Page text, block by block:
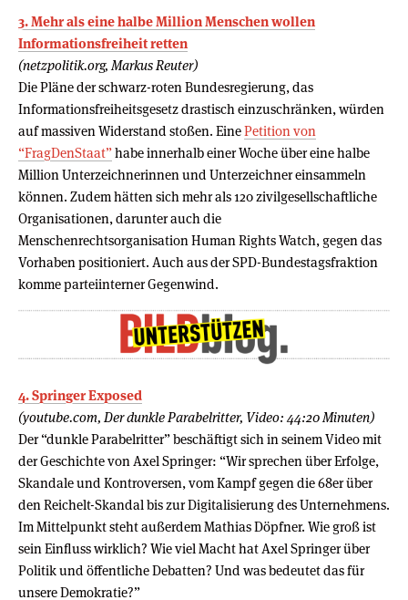
3. Mehr als eine halbe Million Menschen wollen
Informationsfreiheit retten
(netzpolitik.org, Markus Reuter)
Die Pläne der schwarz-roten Bundesregierung, das
Informationsfreiheitsgesetz drastisch einzuschränken, würden
auf massiven Widerstand stoßen. EinePetition von
“FragDenStaat”habe innerhalb einer Woche über eine halbe
Million Unterzeichnerinnen und Unterzeichner einsammeln
können. Zudem hätten sich mehr als 120 zivilgesellschaftliche
Organisationen, darunter auch die
Menschenrechtsorganisation Human Rights Watch, gegen das
Vorhaben positioniert. Auch aus der SPD-Bundestagsfraktion
komme parteiinterner Gegenwind.
4. Springer Exposed
(youtube.com, Der dunkle Parabelritter, Video: 44:20 Minuten)
Der “dunkle Parabelritter” beschäftigt sich in seinem Video mit
der Geschichte von Axel Springer: “Wir sprechen über Erfolge,
Skandale und Kontroversen, vom Kampf gegen die 68er über
den Reichelt-Skandal bis zur Digitalisierung des Unternehmens.
Im Mittelpunkt steht außerdem Mathias Döpfner. Wie groß ist
sein Einfluss wirklich? Wie viel Macht hat Axel Springer über
Politik und öffentliche Debatten? Und was bedeutet das für
unsere Demokratie?”